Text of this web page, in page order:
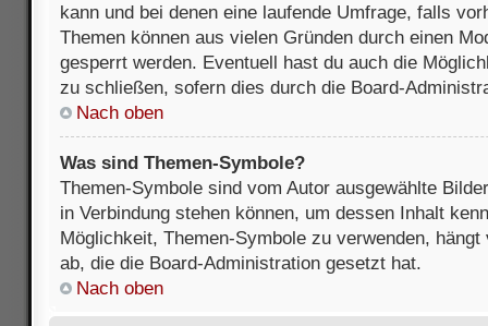
kann und bei denen eine laufende Umfrage, falls
Themen können aus vielen Gründen durch einen
gesperrt werden. Eventuell hast du auch die
zu schließen, sofern dies durch die Board-
Nach oben
Was sind Themen-Symbole?
Themen-Symbole sind vom Autor ausgewählte
in Verbindung stehen können, um dessen Inhalt
Möglichkeit, Themen-Symbole zu verwenden,
ab, die die Board-Administration gesetzt hat.
Nach oben